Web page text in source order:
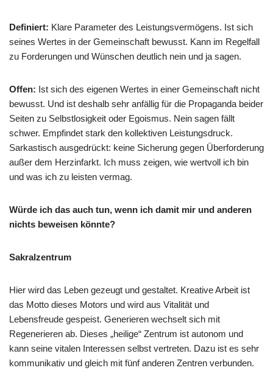
Definiert: Klare Parameter des Leistungsvermögens. Ist sich
seines Wertes in der Gemeinschaft bewusst. Kann im Regelfall
zu Forderungen und Wünschen deutlich nein und ja sagen.
Offen: Ist sich des eigenen Wertes in einer Gemeinschaft nicht
bewusst. Und ist deshalb sehr anfällig für die Propaganda beider
Seiten zu Selbstlosigkeit oder Egoismus. Nein sagen fällt
schwer. Empfindet stark den kollektiven Leistungsdruck.
Sarkastisch ausgedrückt: keine Sicherung gegen Überforderung
außer dem Herzinfarkt. Ich muss zeigen, wie wertvoll ich bin
und was ich zu leisten vermag.
Würde ich das auch tun, wenn ich damit mir und anderen
nichts beweisen könnte?
Sakralzentrum
Hier wird das Leben gezeugt und gestaltet. Kreative Arbeit ist
das Motto dieses Motors und wird aus Vitalität und
Lebensfreude gespeist. Generieren wechselt sich mit
Regenerieren ab. Dieses „heilige“ Zentrum ist autonom und
kann seine vitalen Interessen selbst vertreten. Dazu ist es sehr
kommunikativ und gleich mit fünf anderen Zentren verbunden.